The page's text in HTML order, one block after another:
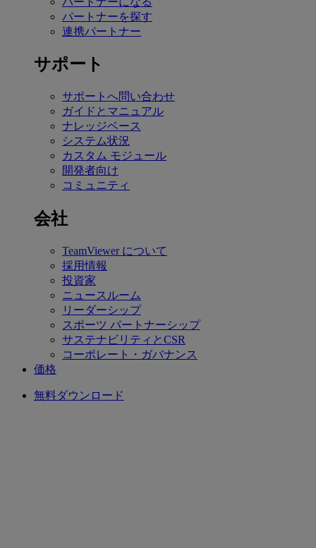
パートナーを探す
連携パートナー
サポート
サポートへ問い合わせ
ガイドとマニュアル
ナレッジベース
システム状況
カスタム モジュール
開発者向け
コミュニティ
会社
TeamViewer について
採用情報
投資家
ニュースルーム
リーダーシップ
スポーツ パートナーシップ
サステナビリティとCSR
コーポレート・ガバナンス
価格
無料ダウンロード